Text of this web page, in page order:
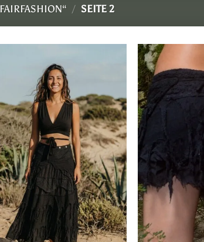
/ SEITE 2